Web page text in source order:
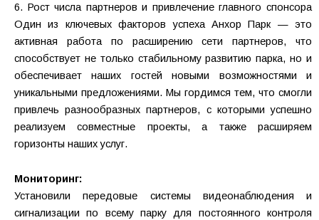
6. Рост числа партнеров и привлечение главного спонсора
Один из ключевых факторов успеха Анхор Парк — это
активная работа по расширению сети партнеров, что
способствует не только стабильному развитию парка, но и
обеспечивает наших гостей новыми возможностями и
уникальными предложениями. Мы гордимся тем, что смогли
привлечь разнообразных партнеров, с которыми успешно
реализуем совместные проекты, а также расширяем
горизонты наших услуг.
Мониторинг:
Установили передовые системы видеонаблюдения и
сигнализации по всему парку для постоянного контроля